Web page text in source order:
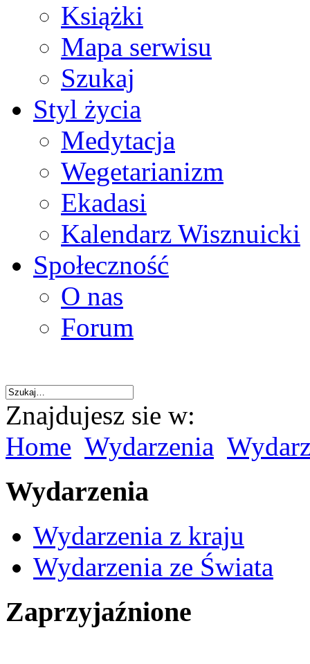
Książki
Mapa serwisu
Szukaj
Styl życia
Medytacja
Wegetarianizm
Ekadasi
Kalendarz Wisznuicki
Społeczność
O nas
Forum
Znajdujesz sie w:
Home Wydarzenia
Wydarzenia
Wydarzenia z kraju
Wydarzenia ze Świata
Zaprzyjaźnione